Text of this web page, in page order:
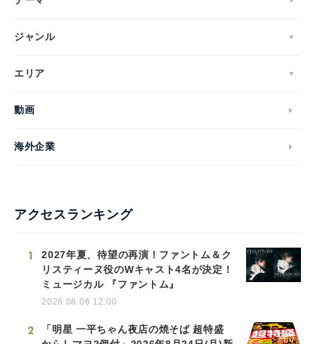
ジャンル
エリア
動画
海外企業
アクセスランキング
1
2027年夏、待望の再演！ファントム＆ク
リスティーヌ役のWキャスト4名が決定！
ミュージカル 『ファントム』
2026.08.06 12:00
2
「明星 一平ちゃん夜店の焼そば 超特盛